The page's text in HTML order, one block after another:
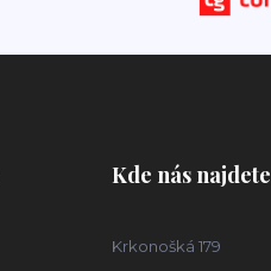
Kde nás najdete
Krkonošká 179